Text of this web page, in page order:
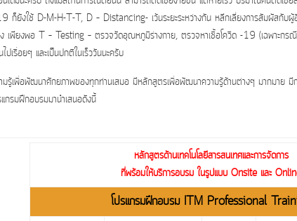
ด-19 ก็ยังใช้ D-M-H-T-T, D – Distancing- เว้นระยะระหว่างกัน หลีกเลี่ยงการสัมผัส
พียงพอ T – Testing – ตรวจวัดอุณหภูมิร่างกาย, ตรวจหาเชื้อโควิด -19 (เฉพาะกร
รื่อยๆ และเป็นปกติในเร็ววันนะครับ
พัฒนาศักยภาพของทุกท่านเสมอ มีหลักสูตรเพื่อพัฒนาความรู้ด้านต่างๆ มากมาย มีก
กรมฝึกอบรมมานำเสนอดังนี้
หลักสูตรด้านเทคโนโลยีสารสนเทศและการจัดการ
ที่พร้อมให้บริการอบรม ในรูปแบบ Onsite และ
โปรแกรมฝึกอบรม ITM Professional